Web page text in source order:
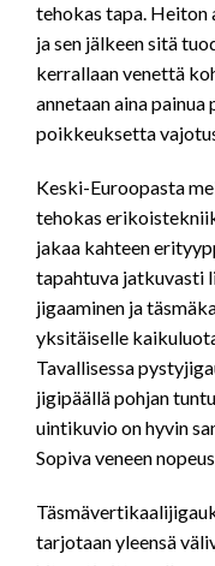
tehokas tapa. Heiton
ja sen jälkeen sitä
kerrallaan venettä
annetaan aina painua
poikkeuksetta
Keski-Euroopasta
tehokas
jakaa kahteen
tapahtuva jatkuvasti
jigaaminen ja
yksitäiselle
Tavallisessa
jigipäällä pohjan
uintikuvio on hyvin
Sopiva veneen
tarjotaan yleensä